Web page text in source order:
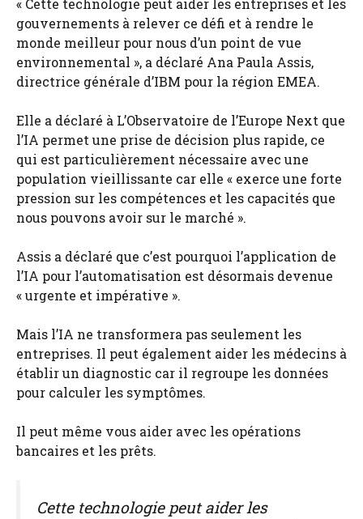
« Cette technologie peut aider les entreprises et les
gouvernements à relever ce défi et à rendre le
monde meilleur pour nous d’un point de vue
environnemental », a déclaré Ana Paula Assis,
directrice générale d’IBM pour la région EMEA.
Elle a déclaré à L’Observatoire de l’Europe Next que
l’IA permet une prise de décision plus rapide, ce
qui est particulièrement nécessaire avec une
population vieillissante car elle « exerce une forte
pression sur les compétences et les capacités que
nous pouvons avoir sur le marché ».
Assis a déclaré que c’est pourquoi l’application de
l’IA pour l’automatisation est désormais devenue
« urgente et impérative ».
Mais l’IA ne transformera pas seulement les
entreprises. Il peut également aider les médecins à
établir un diagnostic car il regroupe les données
pour calculer les symptômes.
Il peut même vous aider avec les opérations
bancaires et les prêts.
Cette technologie peut aider les